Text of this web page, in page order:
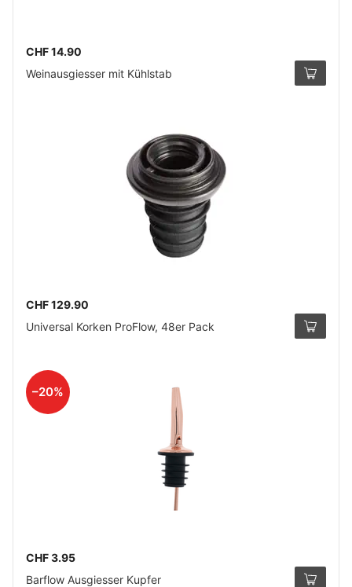
CHF 14.90
Weinausgiesser mit Kühlstab
CHF 129.90
Universal Korken ProFlow, 48er Pack
–20%
CHF 3.95
Barflow Ausgiesser Kupfer